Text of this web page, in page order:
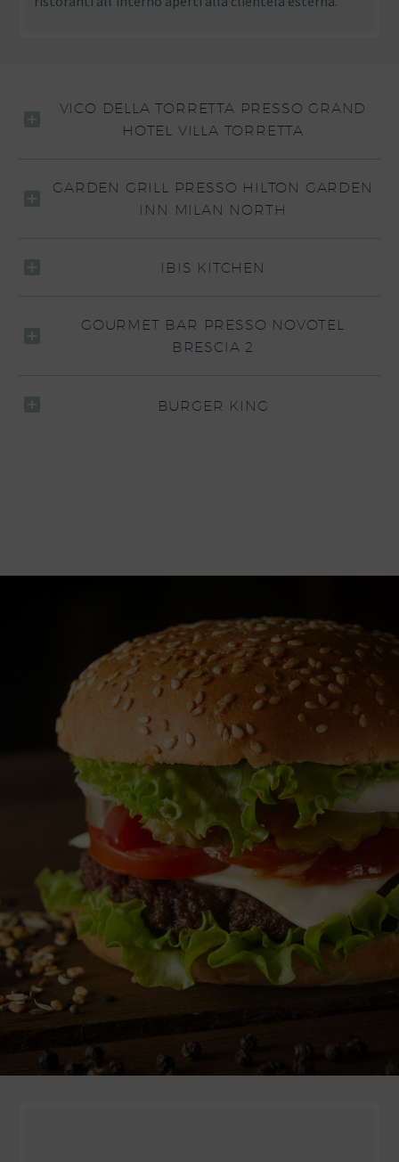
VICO DELLA TORRETTA PRESSO GRAND
HOTEL VILLA TORRETTA
GARDEN GRILL PRESSO HILTON GARDEN
INN MILAN NORTH
IBIS KITCHEN
GOURMET BAR PRESSO NOVOTEL
BRESCIA 2
BURGER KING